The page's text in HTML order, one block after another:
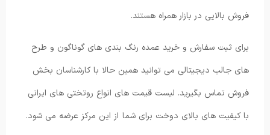
فروش بالایی در بازار همراه هستند.
برای ثبت سفارش و خرید عمده رنگ بندی های گوناگون و طرح
های جالب دیجیتالی می توانید همین حالا با کارشناسان بخش
فروش تماس بگیرید. لیست قیمت های انواع روتختی های ایرانی
با کیفیت های بالای دوخت برای شما از این مرکز عرضه می شود.